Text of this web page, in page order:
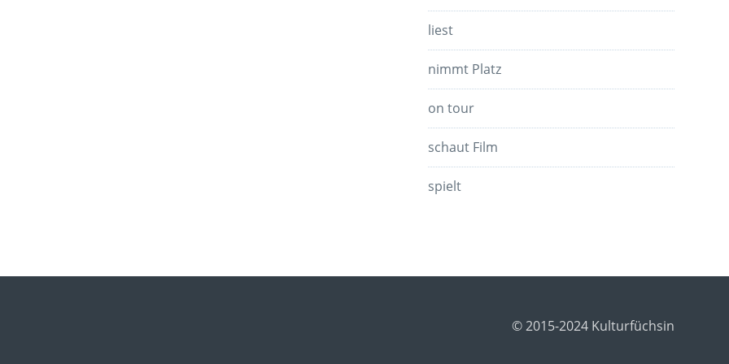
liest
nimmt Platz
on tour
schaut Film
spielt
© 2015-2024 Kulturfüchsin